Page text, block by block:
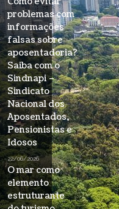
problemas com
informações
falsas sobre
aposentadoria?
Saiba com o
Sindnapi –
Sindicato
Nacional dos
Aposentados,
Pensionistas e
Idosos
22/06/2026
O mar como
elemento
estruturante